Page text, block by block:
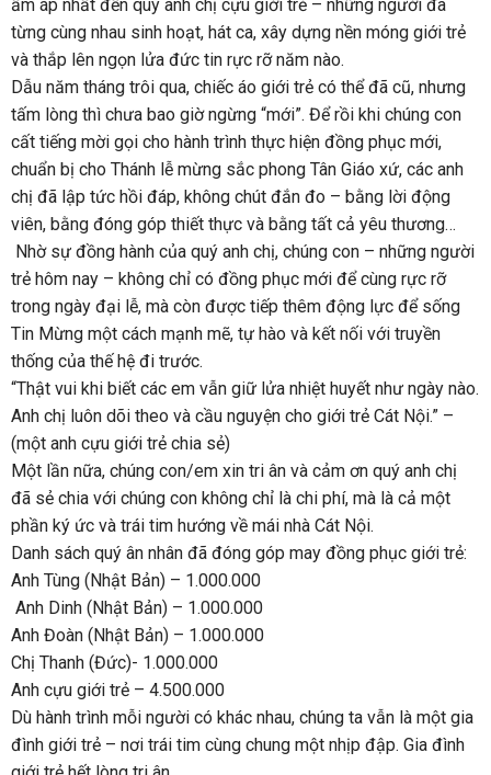
ấm áp nhất đến quý anh chị cựu giới trẻ – những người đã
từng cùng nhau sinh hoạt, hát ca, xây dựng nền móng giới trẻ
và thắp lên ngọn lửa đức tin rực rỡ năm nào.
Dẫu năm tháng trôi qua, chiếc áo giới trẻ có thể đã cũ, nhưng
tấm lòng thì chưa bao giờ ngừng “mới”. Để rồi khi chúng con
cất tiếng mời gọi cho hành trình thực hiện đồng phục mới,
chuẩn bị cho Thánh lễ mừng sắc phong Tân Giáo xứ, các anh
chị đã lập tức hồi đáp, không chút đắn đo – bằng lời động
viên, bằng đóng góp thiết thực và bằng tất cả yêu thương…
Nhờ sự đồng hành của quý anh chị, chúng con – những người
trẻ hôm nay – không chỉ có đồng phục mới để cùng rực rỡ
trong ngày đại lễ, mà còn được tiếp thêm động lực để sống
Tin Mừng một cách mạnh mẽ, tự hào và kết nối với truyền
thống của thế hệ đi trước.
“Thật vui khi biết các em vẫn giữ lửa nhiệt huyết như ngày nào.
Anh chị luôn dõi theo và cầu nguyện cho giới trẻ Cát Nội.” –
(một anh cựu giới trẻ chia sẻ)
Một lần nữa, chúng con/em xin tri ân và cảm ơn quý anh chị
đã sẻ chia với chúng con không chỉ là chi phí, mà là cả một
phần ký ức và trái tim hướng về mái nhà Cát Nội.
Danh sách quý ân nhân đã đóng góp may đồng phục giới trẻ:
Anh Tùng (Nhật Bản) – 1.000.000
Anh Dinh (Nhật Bản) – 1.000.000
Anh Đoàn (Nhật Bản) – 1.000.000
Chị Thanh (Đức)- 1.000.000
Anh cựu giới trẻ – 4.500.000
Dù hành trình mỗi người có khác nhau, chúng ta vẫn là một gia
đình giới trẻ – nơi trái tim cùng chung một nhịp đập. Gia đình